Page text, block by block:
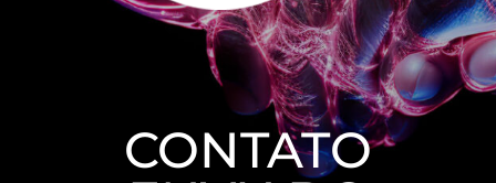
CONTATO